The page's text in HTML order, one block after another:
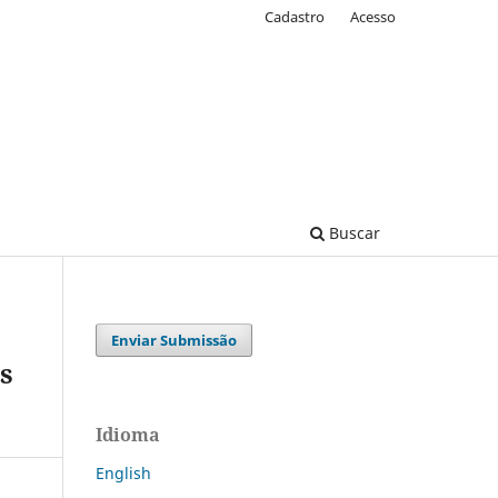
Buscar
Cadastro Acesso
Enviar Submissão
Idioma
English